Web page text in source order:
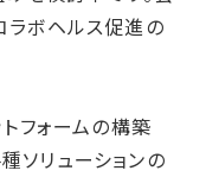
ラボヘルス促進の
フォームの構築
リューションの